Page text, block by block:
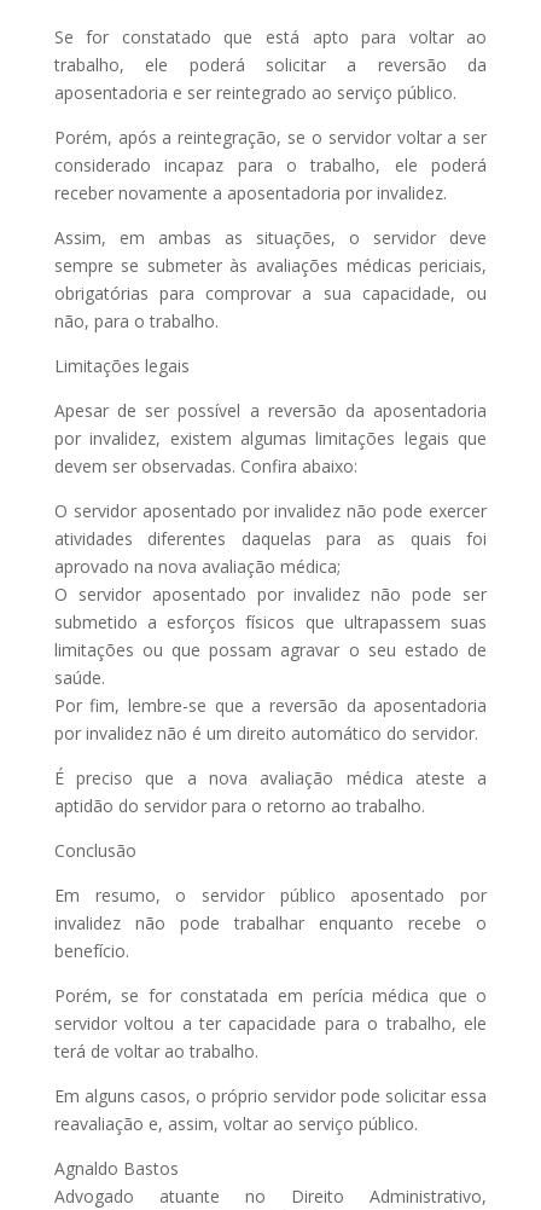
Se for constatado que está apto para voltar ao
trabalho, ele poderá solicitar a reversão da
aposentadoria e ser reintegrado ao serviço público.
Porém, após a reintegração, se o servidor voltar a ser
considerado incapaz para o trabalho, ele poderá
receber novamente a aposentadoria por invalidez.
Assim, em ambas as situações, o servidor deve
sempre se submeter às avaliações médicas periciais,
obrigatórias para comprovar a sua capacidade, ou
não, para o trabalho.
Limitações legais
Apesar de ser possível a reversão da aposentadoria
por invalidez, existem algumas limitações legais que
devem ser observadas. Confira abaixo:
O servidor aposentado por invalidez não pode exercer
atividades diferentes daquelas para as quais foi
aprovado na nova avaliação médica;
O servidor aposentado por invalidez não pode ser
submetido a esforços físicos que ultrapassem suas
limitações ou que possam agravar o seu estado de
saúde.
Por fim, lembre-se que a reversão da aposentadoria
por invalidez não é um direito automático do servidor.
É preciso que a nova avaliação médica ateste a
aptidão do servidor para o retorno ao trabalho.
Conclusão
Em resumo, o servidor público aposentado por
invalidez não pode trabalhar enquanto recebe o
benefício.
Porém, se for constatada em perícia médica que o
servidor voltou a ter capacidade para o trabalho, ele
terá de voltar ao trabalho.
Em alguns casos, o próprio servidor pode solicitar essa
reavaliação e, assim, voltar ao serviço público.
Agnaldo Bastos
Advogado atuante no Direito Administrativo,